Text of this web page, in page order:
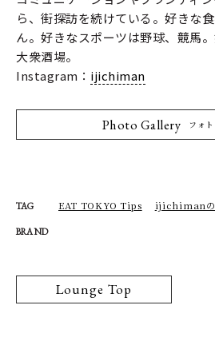
ら、街探訪を続けている。好きな
ん。好きなスポーツは野球、競馬
大衆酒場。
Instagram： ijichiman
Photo Gallery フォ
TAG EAT TOKYO Tips ijichimanの
BRAND
Lounge Top